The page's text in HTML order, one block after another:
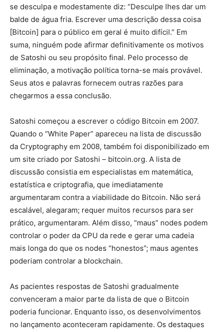
se desculpa e modestamente diz: “Desculpe lhes dar um
balde de água fria. Escrever uma descrição dessa coisa
[Bitcoin] para o público em geral é muito difícil.” Em
suma, ninguém pode afirmar definitivamente os motivos
de Satoshi ou seu propósito final. Pelo processo de
eliminação, a motivação política torna-se mais provável.
Seus atos e palavras fornecem outras razões para
chegarmos a essa conclusão.
Satoshi começou a escrever o código Bitcoin em 2007.
Quando o “White Paper” apareceu na lista de discussão
da Cryptography em 2008, também foi disponibilizado em
um site criado por Satoshi – bitcoin.org. A lista de
discussão consistia em especialistas em matemática,
estatística e criptografia, que imediatamente
argumentaram contra a viabilidade do Bitcoin. Não será
escalável, alegaram; requer muitos recursos para ser
prático, argumentaram. Além disso, “maus” nodes podem
controlar o poder da CPU da rede e gerar uma cadeia
mais longa do que os nodes “honestos”; maus agentes
poderiam controlar a blockchain.
As pacientes respostas de Satoshi gradualmente
convenceram a maior parte da lista de que o Bitcoin
poderia funcionar. Enquanto isso, os desenvolvimentos
no lançamento aconteceram rapidamente. Os destaques